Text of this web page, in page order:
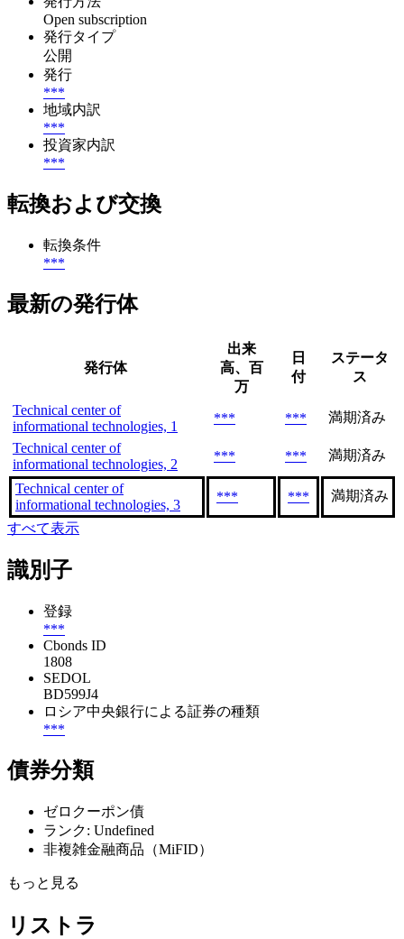
Open subscription
発行タイプ
公開
発行
***
地域内訳
***
投資家内訳
***
転換および交換
転換条件
***
最新の発行体
発行体
出来
高、百
万
日
付
ステータ
ス
Technical center of
informational technologies, 1
*** ***
満期済み
Technical center of
informational technologies, 2
*** *** 満期済み
Technical center of
informational technologies, 3
*** *** 満期済み
すべて表示
識別子
登録
***
Cbonds ID
1808
SEDOL
BD599J4
ロシア中央銀行による証券の種類
***
債券分類
ゼロクーポン債
ランク: Undefined
非複雑金融商品（MiFID）
もっと見る
リストラ